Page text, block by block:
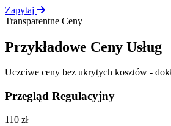
Zapytaj
Transparentne Ceny
Przykładowe Ceny Usług
Uczciwe ceny bez ukrytych kosztów -
Przegląd Regulacyjny
110 zł